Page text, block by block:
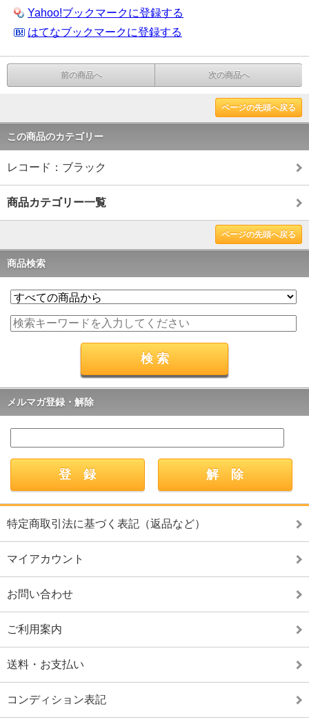
Yahoo!ブックマークに登録する
はてなブックマークに登録する
前の商品へ 次の商品へ
ページの先頭へ戻る
この商品のカテゴリー
レコード：ブラック
商品カテゴリー一覧
ページの先頭へ戻る
商品検索
メルマガ登録・解除
特定商取引法に基づく表記（返品など）
マイアカウント
お問い合わせ
ご利用案内
送料・お支払い
コンディション表記